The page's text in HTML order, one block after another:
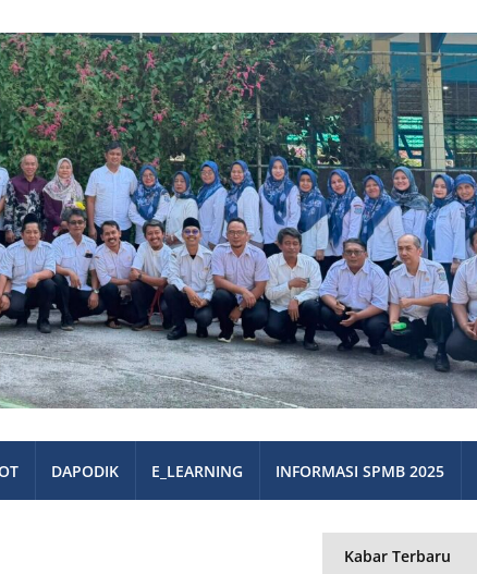
DAPODIK E_LEARNING INFORMASI SPMB 2025
Kabar Terbaru